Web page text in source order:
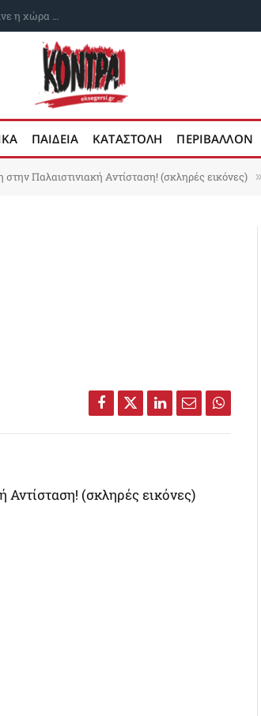
ΠΑΙΔΕΙΑ ΚΑΤΑΣΤΟΛΗ ΠΕΡΙΒΑΛΛΟΝ
Παλαιστινιακή Αντίσταση! (σκληρές εικόνες) »
Facebook
TwitterLinkedIn
Email
Αντίσταση! (σκληρές εικόνες)